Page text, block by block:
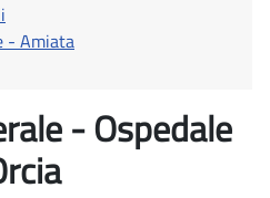
- Amiata
- Ospedale